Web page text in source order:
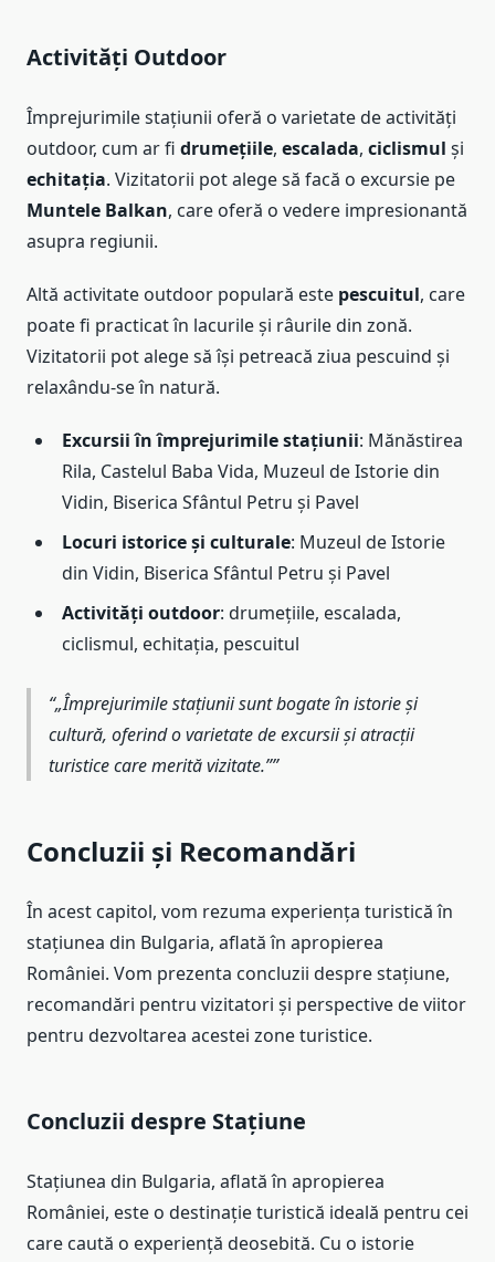
Activități Outdoor
Împrejurimile stațiunii oferă o varietate de activități
outdoor, cum ar fi drumețiile, escalada, ciclismul și
echitația. Vizitatorii pot alege să facă o excursie pe
Muntele Balkan, care oferă o vedere impresionantă
asupra regiunii.
Altă activitate outdoor populară este pescuitul, care
poate fi practicat în lacurile și râurile din zonă.
Vizitatorii pot alege să își petreacă ziua pescuind și
relaxându-se în natură.
Excursii în împrejurimile stațiunii: Mănăstirea
Rila, Castelul Baba Vida, Muzeul de Istorie din
Vidin, Biserica Sfântul Petru și Pavel
Locuri istorice și culturale: Muzeul de Istorie
din Vidin, Biserica Sfântul Petru și Pavel
Activități outdoor: drumețiile, escalada,
ciclismul, echitația, pescuitul
„Împrejurimile stațiunii sunt bogate în istorie și
cultură, oferind o varietate de excursii și atracții
turistice care merită vizitate.”
Concluzii și Recomandări
În acest capitol, vom rezuma experiența turistică în
stațiunea din Bulgaria, aflată în apropierea
României. Vom prezenta concluzii despre stațiune,
recomandări pentru vizitatori și perspective de viitor
pentru dezvoltarea acestei zone turistice.
Concluzii despre Stațiune
Stațiunea din Bulgaria, aflată în apropierea
României, este o destinație turistică ideală pentru cei
care caută o experiență deosebită. Cu o istorie